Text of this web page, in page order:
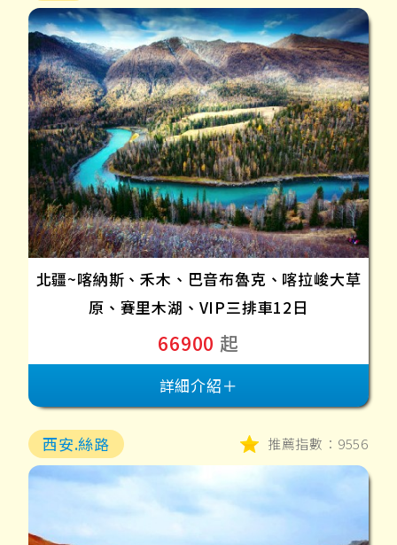
北疆~喀納斯、禾木、巴音布魯克、喀拉峻大草
原、賽里木湖、VIP三排車12日
66900 起
詳細介紹＋
西安.絲路 推薦指數：9556